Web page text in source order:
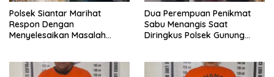
Polsek Siantar Marihat
Respon Dengan
Menyelesaikan Masalah
Dua Perempuan Penikmat
Sabu Menangis Saat
Diringkus Polsek Gunung